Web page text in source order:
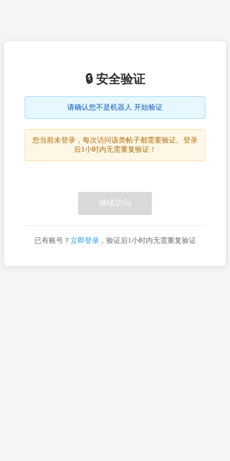
🔒 安全验证
请确认您不是机器人 开始验证
您当前未登录，每次访问该类帖子都需要验证。登录
后1小时内无需重复验证！
继续访问
已有账号？ 立即登录，验证后1小时内无需重复验证